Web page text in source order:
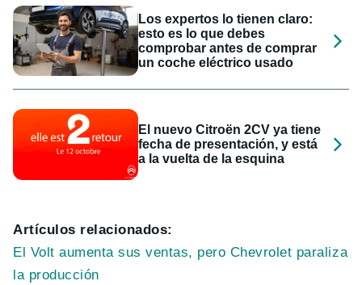
Los expertos lo tienen claro:
esto es lo que debes
comprobar antes de comprar
un coche eléctrico usado
El nuevo Citroën 2CV ya tiene
fecha de presentación, y está
a la vuelta de la esquina
Artículos relacionados:
El Volt aumenta sus ventas, pero Chevrolet paraliza
la producción